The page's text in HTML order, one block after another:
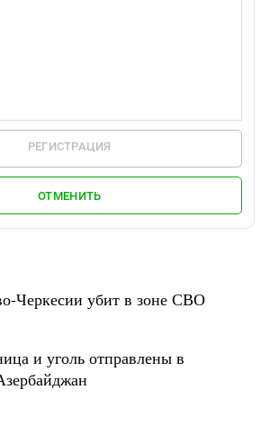
РЕГИСТРАЦИЯ
ОТМЕНИТЬ
Черкесии убит в зоне СВО
и уголь отправлены в